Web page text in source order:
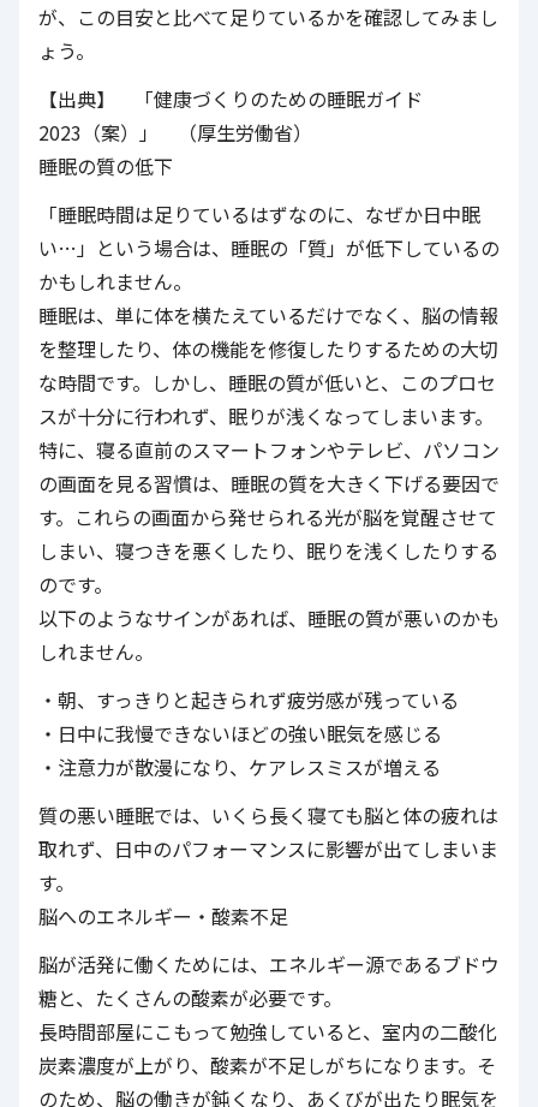
が、この目安と比べて足りているかを確認してみまし
ょう。
【出典】 「健康づくりのための睡眠ガイド
2023（案）」 （厚生労働省）
睡眠の質の低下
「睡眠時間は足りているはずなのに、なぜか日中眠
い…」という場合は、睡眠の「質」が低下しているの
かもしれません。
睡眠は、単に体を横たえているだけでなく、脳の情報
を整理したり、体の機能を修復したりするための大切
な時間です。しかし、睡眠の質が低いと、このプロセ
スが十分に行われず、眠りが浅くなってしまいます。
特に、寝る直前のスマートフォンやテレビ、パソコン
の画面を見る習慣は、睡眠の質を大きく下げる要因で
す。これらの画面から発せられる光が脳を覚醒させて
しまい、寝つきを悪くしたり、眠りを浅くしたりする
のです。
以下のようなサインがあれば、睡眠の質が悪いのかも
しれません。
・朝、すっきりと起きられず疲労感が残っている
・日中に我慢できないほどの強い眠気を感じる
・注意力が散漫になり、ケアレスミスが増える
質の悪い睡眠では、いくら長く寝ても脳と体の疲れは
取れず、日中のパフォーマンスに影響が出てしまいま
す。
脳へのエネルギー・酸素不足
脳が活発に働くためには、エネルギー源であるブドウ
糖と、たくさんの酸素が必要です。
長時間部屋にこもって勉強していると、室内の二酸化
炭素濃度が上がり、酸素が不足しがちになります。そ
のため、脳の働きが鈍くなり、あくびが出たり眠気を